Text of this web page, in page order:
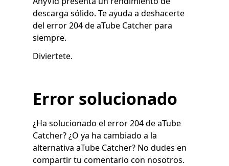
descarga sólido. Te ayuda a deshacerte
del error 204 de aTube Catcher para
siempre.
Diviertete.
Error solucionado
¿Ha solucionado el error 204 de aTube
Catcher? ¿O ya ha cambiado a la
alternativa aTube Catcher? No dudes en
compartir tu comentario con nosotros.